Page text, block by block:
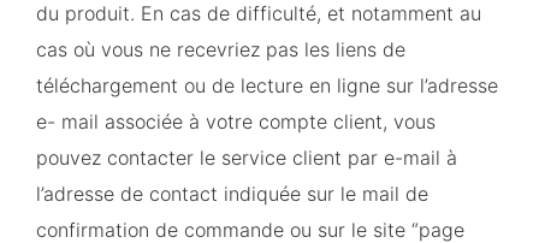
du produit. En cas de difficulté, et notamment au
cas où vous ne recevriez pas les liens de
téléchargement ou de lecture en ligne sur l’adresse
e- mail associée à votre compte client, vous
pouvez contacter le service client par e-mail à
l’adresse de contact indiquée sur le mail de
confirmation de commande ou sur le site “page